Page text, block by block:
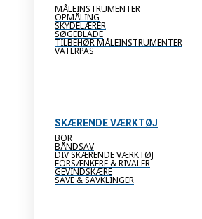
MÅLEINSTRUMENTER
OPMÅLING
SKYDELÆRER
SØGEBLADE
TILBEHØR MÅLEINSTRUMENTER
VATERPAS
SKÆRENDE VÆRKTØJ
BOR
BÅNDSAV
DIV SKÆRENDE VÆRKTØJ
FORSÆNKERE & RIVALER
GEVINDSKÆRE
SAVE & SAVKLINGER